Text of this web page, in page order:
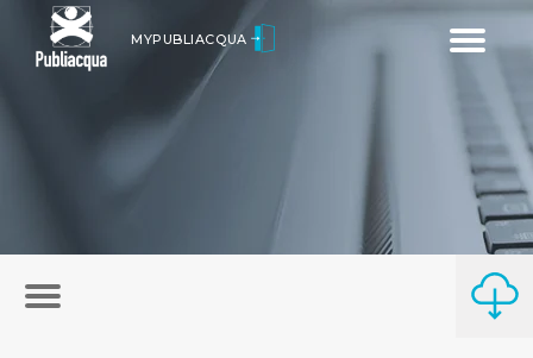
Toggle
MYPUBLIACQUA